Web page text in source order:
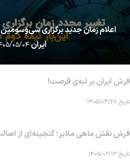
اعلام زمان جدید برگزاری
ایران۱۴۰۵/۰۵/
فرش ایران بر لبه‌ی فرصت!
تاریخ ۱۴۰۵/۰۳/۲۸
فرش نقش ماهی‌ ملایر؛ گنجینه‌ای از
تاریخ ۱۴۰۵/۰۲/۱۳